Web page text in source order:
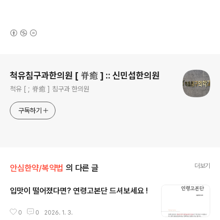
척유침구과한의원 [ 脊癒 ] :: 신민섭한의원
척유 [ ; 脊癒 ] 침구과 한의원
구독하기
안심한약/복약법 의 다른 글 더보기
입맛이 떨어졌다면? 연령고본단 드셔보세요 !
0 0 2026. 1. 3.